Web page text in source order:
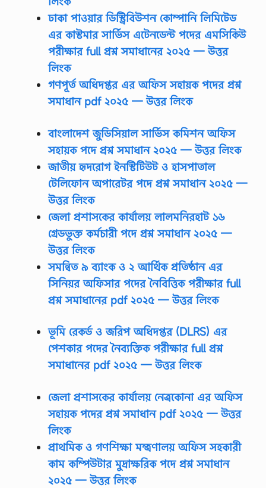
ঢাকা পাওয়ার ডিস্ট্রিবিউশন কোম্পানি লিমিটেড
এর কাস্টমার সার্ভিস এটেনডেন্ট পদের এমসিকিউ
পরীক্ষার full প্রশ্ন সমাধানের ২০২৫ — উত্তর
লিংক
গণপূর্ত অধিদপ্তর এর অফিস সহায়ক পদের প্রশ্ন
সমাধান pdf ২০২৫ — উত্তর লিংক
বাংলাদেশ জুডিসিয়াল সার্ভিস কমিশন অফিস
সহায়ক পদে প্রশ্ন সমাধান ২০২৫ — উত্তর লিংক
জাতীয় হৃদরোগ ইনস্টিটিউট ও হাসপাতাল
টেলিফোন অপারেটর পদে প্রশ্ন সমাধান ২০২৫ —
উত্তর লিংক
জেলা প্রশাসকের কার্যালয় লালমনিরহাট ১৬
গ্রেডভুক্ত কর্মচারী পদে প্রশ্ন সমাধান ২০২৫ —
উত্তর লিংক
সমন্বিত ৯ ব্যাংক ও ২ আর্থিক প্রতিষ্ঠান এর
সিনিয়র অফিসার পদের নৈবিত্তিক পরীক্ষার full
প্রশ্ন সমাধানের pdf ২০২৫ — উত্তর লিংক
ভূমি রেকর্ড ও জরিপ অধিদপ্তর (DLRS) এর
পেশকার পদের নৈব্যক্তিক পরীক্ষার full প্রশ্ন
সমাধানের pdf ২০২৫ — উত্তর লিংক
জেলা প্রশাসকের কার্যালয় নেত্রকোনা এর অফিস
সহায়ক পদের প্রশ্ন সমাধান pdf ২০২৫ — উত্তর
লিংক
প্রাথমিক ও গণশিক্ষা মন্ত্রণালয় অফিস সহকারী
কাম কম্পিউটার মুদ্রাক্ষরিক পদে প্রশ্ন সমাধান
২০২৫ — উত্তর লিংক